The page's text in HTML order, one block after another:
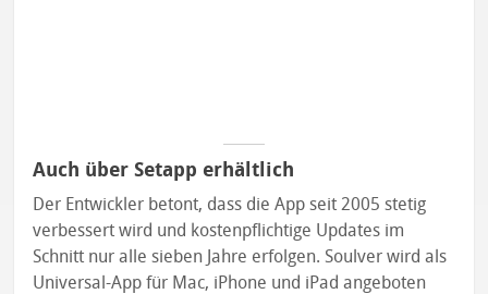
Auch über Setapp erhältlich
Der Entwickler betont, dass die App seit 2005 stetig
verbessert wird und kostenpflichtige Updates im
Schnitt nur alle sieben Jahre erfolgen. Soulver wird als
Universal-App für Mac, iPhone und iPad angeboten